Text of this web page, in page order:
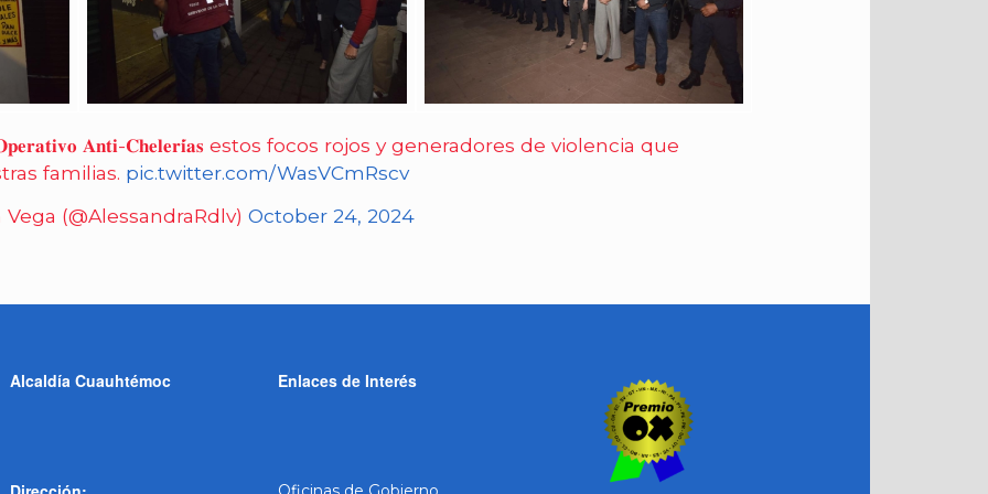
𝐀𝐧𝐭𝐢-𝐂𝐡𝐞𝐥𝐞𝐫𝐢́𝐚𝐬 estos focos rojos y generadores de violencia que
familias. pic.twitter.com/WasVCmRscv
(@AlessandraRdlv) October 24, 2024
Alcaldía Cuauhtémoc Enlaces de Interés